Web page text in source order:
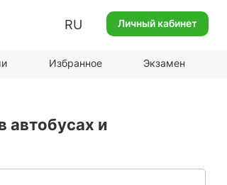
RU Личный кабинет
Избранное Экзамен
автобусах и